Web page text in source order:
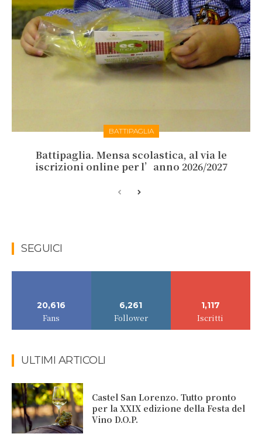
BATTIPAGLIA
Battipaglia. Mensa scolastica, al via le
iscrizioni online per l’anno 2026/2027
SEGUICI
20,616
Fans
6,261
Follower
1,117
Iscritti
ULTIMI ARTICOLI
Castel San Lorenzo. Tutto pronto
per la XXIX edizione della Festa del
Vino D.O.P.